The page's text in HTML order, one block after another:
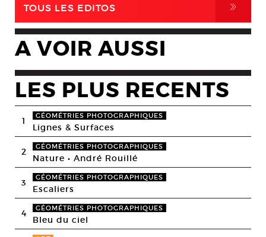
TOUS LES EDITOS ,
A VOIR AUSSI
LES PLUS RECENTS
1 GÉOMÉTRIES PHOTOGRAPHIQUES
Lignes & Surfaces
2 GÉOMÉTRIES PHOTOGRAPHIQUES
Nature • André Rouillé
3 GÉOMÉTRIES PHOTOGRAPHIQUES
Escaliers
4 GÉOMÉTRIES PHOTOGRAPHIQUES
Bleu du ciel